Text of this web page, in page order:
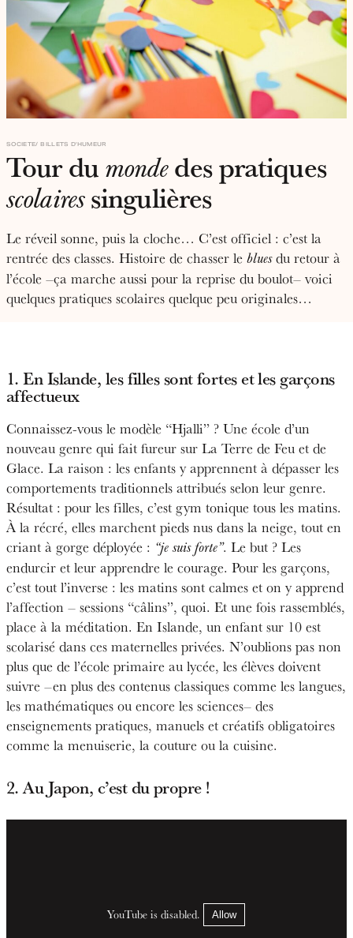
BILLETS D'HUMEUR
SOCIETE
Tour du mondedes pratiques
scolairessingulières
Le réveil sonne, puis la cloche… C’est officiel : c’est la
rentrée des classes. Histoire de chasser le bluesdu retour à
l’école –ça marche aussi pour la reprise du boulot– voici
quelques pratiques scolaires quelque peu originales…
1. En Islande, les filles sont fortes et les garçons
affectueux
Connaissez-vous le modèle “Hjalli” ? Une école d’un
nouveau genre qui fait fureur sur La Terre de Feu et de
Glace. La raison : les enfants y apprennent à dépasser les
comportements traditionnels attribués selon leur genre.
Résultat : pour les filles, c’est gym tonique tous les matins.
À la récré, elles marchent pieds nus dans la neige, tout en
criant à gorge déployée : “je suis forte”. Le but ? Les
endurcir et leur apprendre le courage. Pour les garçons,
c’est tout l’inverse : les matins sont calmes et on y apprend
l’affection – sessions “câlins”, quoi. Et une fois rassemblés,
place à la méditation. En Islande, un enfant sur 10 est
scolarisé dans ces maternelles privées. N’oublions pas non
plus que de l’école primaire au lycée, les élèves doivent
suivre –en plus des contenus classiques comme les langues,
les mathématiques ou encore les sciences– des
enseignements pratiques, manuels et créatifs obligatoires
comme la menuiserie, la couture ou la cuisine.
2. Au Japon, c’est du propre !
YouTube is disabled. Allow